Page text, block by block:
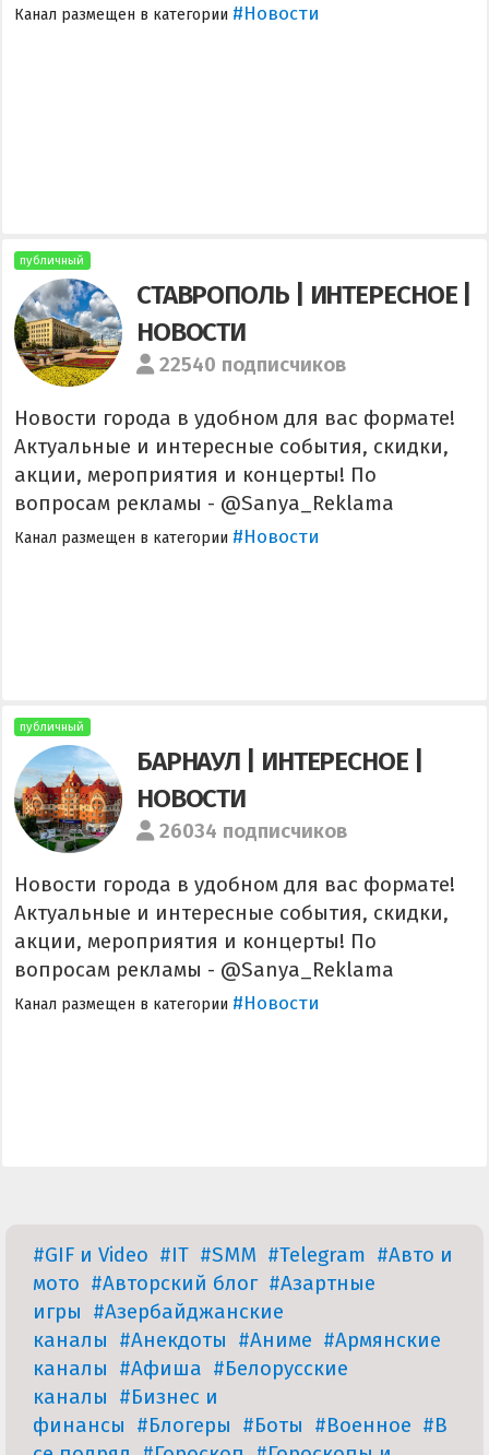
Канал размещен в категории #Новости
публичный
СТАВРОПОЛЬ | ИНТЕРЕСНОЕ |
НОВОСТИ
22540 подписчиков
Новости города в удобном для вас формате!
Актуальные и интересные события, скидки,
акции, мероприятия и концерты! По
вопросам рекламы - @Sanya_Reklama
Канал размещен в категории #Новости
публичный
БАРНАУЛ | ИНТЕРЕСНОЕ |
НОВОСТИ
26034 подписчиков
Новости города в удобном для вас формате!
Актуальные и интересные события, скидки,
акции, мероприятия и концерты! По
вопросам рекламы - @Sanya_Reklama
Канал размещен в категории #Новости
#GIF и Video #IT #SMM #Telegram #Авто и
мото #Авторский блог #Азартные
игры #Азербайджанские
каналы #Анекдоты #Аниме #Армянские
каналы #Афиша #Белорусские
каналы #Бизнес и
финансы #Блогеры #Боты #Военное #В